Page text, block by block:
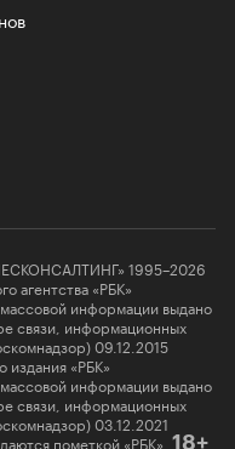
1995–2026
агентства «РБК»
информации выдано
связи, информационных
09.12.2015
«РБК»
информации выдано
связи, информационных
03.12.2021
пометкой «РБК». 18+